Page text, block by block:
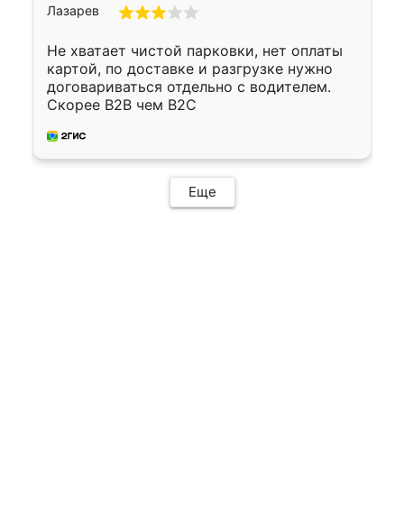
Не хватает чистой парковки, нет оплаты
картой, по доставке и разгрузке нужно
договариваться отдельно с водителем.
Скорее B2B чем B2C
Еще